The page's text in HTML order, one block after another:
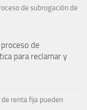
de
para reclamar y